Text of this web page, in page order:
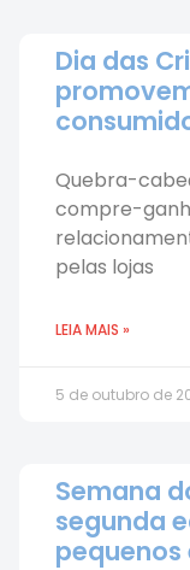
Dia das
Quebra-
compre-
pelas lojas
LEIA MAIS »
5 de outubro de
Semana
segunda
pequenos